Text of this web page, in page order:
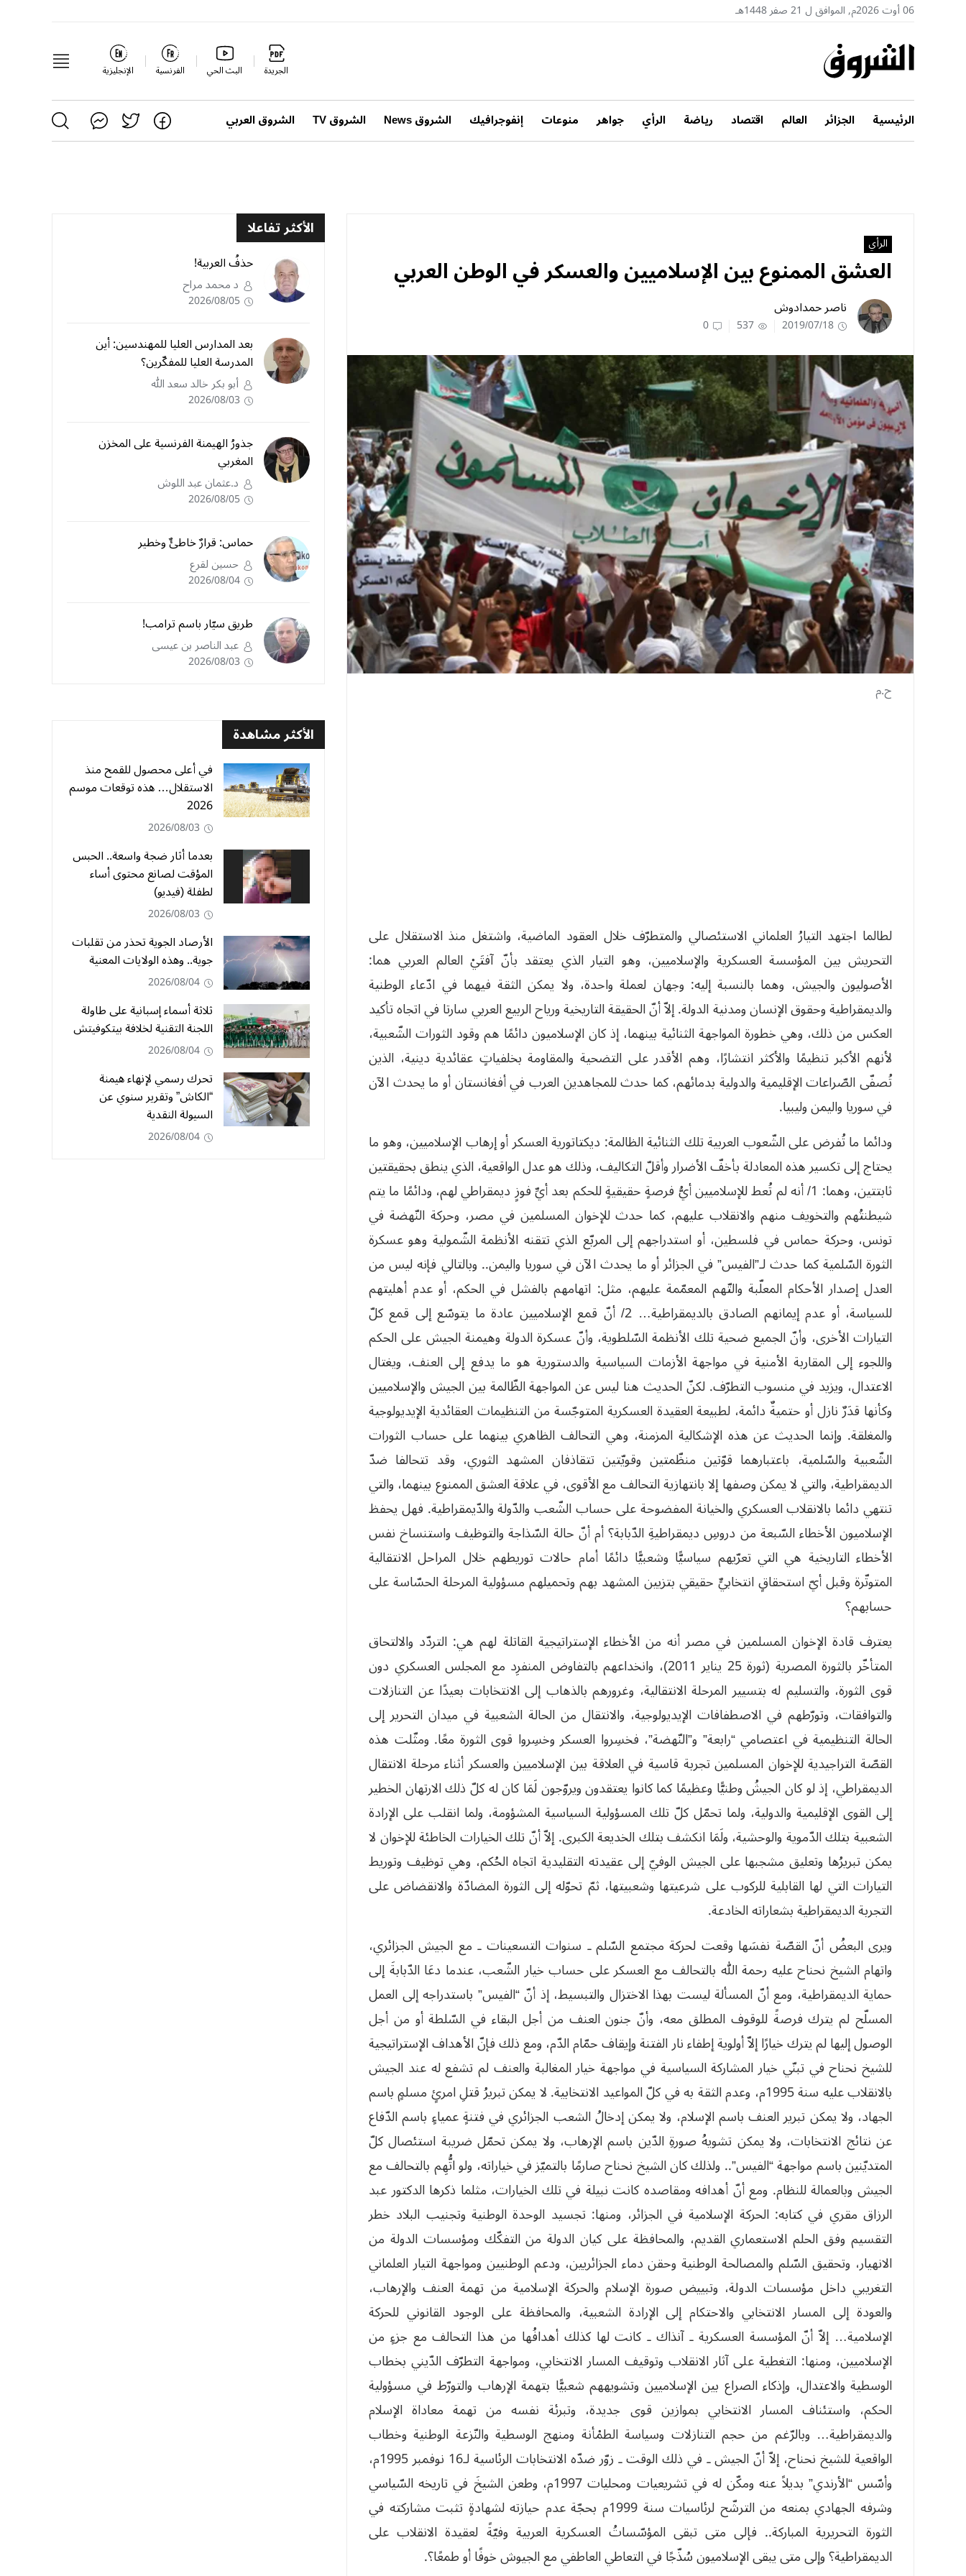
06 أوت 2026م, الموافق ل 21 صفر 1448هـ
الجريدة البث الحي الفرنسية الإنجليزية
الرئيسية الجزائر العالم اقتصاد رياضة الرأي جواهر منوعات إنفوجرافيك الشروق News الشروق TV الشروق العربي
الرأي
العشق الممنوع بين الإسلاميين والعسكر في الوطن العربي
ناصر حمدادوش
2019/07/18
537
0
ح.م
لطالما اجتهد التيارُ العلماني الاستئصالي والمتطرّف خلال العقود الماضية، واشتغل منذ الاستقلال على
التحريش بين المؤسسة العسكرية والإسلاميين، وهو التيار الذي يعتقد بأنّ آفتَيْ العالم العربي هما:
الأصوليون والجيش، وهما بالنسبة إليه: وجهان لعملة واحدة، ولا يمكن الثقة فيهما في ادّعاء الوطنية
والديمقراطية وحقوق الإنسان ومدنية الدولة. إلاّ أنّ الحقيقة التاريخية ورياح الربيع العربي سارتا في اتجاه تأكيد
العكس من ذلك، وهي خطورة المواجهة الثنائية بينهما، إذ كان الإسلاميون دائمًا هم وقود الثورات الشّعبية،
لأنهم الأكبر تنظيمًا والأكثر انتشارًا، وهم الأقدر على التضحية والمقاومة بخلفياتٍ عقائدية دينية، الذين
تُصفّى الصّراعات الإقليمية والدولية بدمائهم، كما حدث للمجاهدين العرب في أفغانستان أو ما يحدث الآن
في سوريا واليمن وليبيا.
ودائما ما تُفرض على الشّعوب العربية تلك الثنائية الظالمة: ديكتاتورية العسكر أو إرهاب الإسلاميين، وهو ما
يحتاج إلى تكسير هذه المعادلة بأخفّ الأضرار وأقلّ التكاليف، وذلك هو عدل الواقعية، الذي ينطق بحقيقتين
ثابتتين، وهما: 1/ أنه لم تُعط للإسلاميين أيُّ فرصةٍ حقيقيةٍ للحكم بعد أيِّ فوزٍ ديمقراطي لهم، ودائمًا ما يتم
شيطنتُهم والتخويف منهم والانقلاب عليهم، كما حدث للإخوان المسلمين في مصر، وحركة النّهضة في
تونس، وحركة حماس في فلسطين، أو استدراجهم إلى المربّع الذي تتقنه الأنظمة الشّمولية وهو عسكرة
الثورة السّلمية كما حدث لـ”الفيس” في الجزائر أو ما يحدث الآن في سوريا واليمن.. وبالتالي فإنه ليس من
العدل إصدار الأحكام المعلّبة والتّهم المعمّمة عليهم، مثل: اتهامهم بالفشل في الحكم، أو عدم أهليتهم
للسياسة، أو عدم إيمانهم الصادق بالديمقراطية… 2/ أنّ قمع الإسلاميين عادة ما يتوسّع إلى قمع كلّ
التيارات الأخرى، وأنّ الجميع ضحية تلك الأنظمة السّلطوية، وأنّ عسكرة الدولة وهيمنة الجيش على الحكم
واللجوء إلى المقاربة الأمنية في مواجهة الأزمات السياسية والدستورية هو ما يدفع إلى العنف، ويغتال
الاعتدال، ويزيد في منسوب التطرّف. لكنّ الحديث هنا ليس عن المواجهة الظّالمة بين الجيش والإسلاميين
وكأنها قدَرٌ نازل أو حتميةٌ دائمة، لطبيعة العقيدة العسكرية المتوجّسة من التنظيمات العقائدية الإيديولوجية
والمغلقة. وإنما الحديث عن هذه الإشكالية المزمنة، وهي التحالف الظاهري بينهما على حساب الثورات
الشّعبية والسّلمية، باعتبارهما قوّتين منظّمتين وقويّتين تتقاذفان المشهد الثوري، وقد تتحالفا ضدّ
الديمقراطية، والتي لا يمكن وصفها إلا بانتهازية التحالف مع الأقوى، في علاقة العشق الممنوع بينهما، والتي
تنتهي دائما بالانقلاب العسكري والخيانة المفضوحة على حساب الشّعب والدّولة والدّيمقراطية. فهل يحفظ
الإسلاميون الأخطاء السّبعة من دروسِ ديمقراطيةِ الدّبابة؟ أم أنّ حالة السّذاجة والتوظيف واستنساخ نفس
الأخطاء التاريخية هي التي تعرّيهم سياسيًّا وشعبيًّا دائمًا أمام حالات توريطهم خلال المراحل الانتقالية
المتوتّرة وقبل أيّ استحقاقٍ انتخابيٍّ حقيقي بتزيين المشهد بهم وتحميلهم مسؤولية المرحلة الحسّاسة على
حسابهم؟
يعترف قادة الإخوان المسلمين في مصر أنه من الأخطاء الإستراتيجية القاتلة لهم هي: التردّد والالتحاق
المتأخّر بالثورة المصرية (ثورة 25 يناير 2011)، وانخداعهم بالتفاوض المنفرِد مع المجلس العسكري دون
قوى الثورة، والتسليم له بتسيير المرحلة الانتقالية، وغرورهم بالذهاب إلى الانتخابات بعيدًا عن التنازلات
والتوافقات، وتورّطهم في الاصطفافات الإيديولوجية، والانتقال من الحالة الشعبية في ميدان التحرير إلى
الحالة التنظيمية في اعتصامي “رابعة” و”النّهضة”، فخسِروا العسكر وخسِروا قوى الثورة معًا. ومثّلت هذه
القصّة التراجيدية للإخوان المسلمين تجربة قاسية في العلاقة بين الإسلاميين والعسكر أثناء مرحلة الانتقال
الديمقراطي، إذ لو كان الجيشُ وطنيًّا وعظيمًا كما كانوا يعتقدون ويروّجون لَمَا كان له كلّ ذلك الارتهان الخطير
إلى القوى الإقليمية والدولية، ولما تحمّل كلّ تلك المسؤولية السياسية المشؤومة، ولما انقلب على الإرادة
الشعبية بتلك الدّموية والوحشية، ولَمَا انكشف بتلك الخديعة الكبرى. إلاّ أنّ تلك الخيارات الخاطئة للإخوان لا
يمكن تبريرُها وتعليق مشجبها على الجيش الوفيّ إلى عقيدته التقليدية اتجاه الحُكم، وهي توظيف وتوريط
التيارات التي لها القابلية للركوب على شرعيتها وشعبيتها، ثمّ تحوّله إلى الثورة المضادّة والانقضاض على
التجربة الديمقراطية بشعاراته الخادعة.
ويرى البعضُ أنّ القصّة نفسَها وقعت لحركة مجتمع السّلم ـ سنوات التسعينات ـ مع الجيش الجزائري،
واتهام الشيخ نحناح عليه رحمة الله بالتحالف مع العسكر على حساب خيار الشّعب، عندما دعَا الدّبابةَ إلى
حماية الديمقراطية، ومع أنّ المسألة ليست بهذا الاختزال والتبسيط، إذ أنّ “الفيس” باستدراجه إلى العمل
المسلّح لم يترك فرصةً للوقوف المطلق معه، وأنّ جنون العنف من أجل البقاء في السّلطة أو من أجل
الوصول إليها لم يترك خيارًا إلاّ أولوية إطفاء نار الفتنة وإيقاف حمّام الدّم، ومع ذلك فإنّ الأهداف الإستراتيجية
للشيخ نحناح في تبنّي خيار المشاركة السياسية في مواجهة خيار المغالبة والعنف لم تشفع له عند الجيش
بالانقلاب عليه سنة 1995م، وعدم الثقة به في كلّ المواعيد الانتخابية. لا يمكن تبريرُ قتلِ امرئٍ مسلمٍ باسم
الجهاد، ولا يمكن تبرير العنف باسم الإسلام، ولا يمكن إدخالُ الشعب الجزائري في فتنةٍ عمياءٍ باسم الدّفاع
عن نتائج الانتخابات، ولا يمكن تشويهُ صورةِ الدّين باسم الإرهاب، ولا يمكن تحمّل ضريبة استئصال كلّ
المتديّنين باسم مواجهة “الفيس”.. ولذلك كان الشيخ نحناح صارمًا بالتميّز في خياراته، ولو اتُّهِم بالتحالف مع
الجيش وبالعمالة للنظام. ومع أنّ أهدافه ومقاصده كانت نبيلة في تلك الخيارات، مثلما ذكرها الدكتور عبد
الرزاق مقري في كتابه: الحركة الإسلامية في الجزائر، ومنها: تجسيد الوحدة الوطنية وتجنيب البلاد خطر
التقسيم وفق الحلم الاستعماري القديم، والمحافظة على كيان الدولة من التفكّك ومؤسسات الدولة من
الانهيار، وتحقيق السّلم والمصالحة الوطنية وحقن دماء الجزائريين، ودعم الوطنيين ومواجهة التيار العلماني
التغريبي داخل مؤسسات الدولة، وتبييض صورة الإسلام والحركة الإسلامية من تهمة العنف والإرهاب،
والعودة إلى المسار الانتخابي والاحتكام إلى الإرادة الشعبية، والمحافظة على الوجود القانوني للحركة
الإسلامية… إلاّ أنّ المؤسسة العسكرية ـ آنذاك ـ كانت لها كذلك أهدافُها من هذا التحالف مع جزءٍ من
الإسلاميين، ومنها: التغطية على آثار الانقلاب وتوقيف المسار الانتخابي، ومواجهة التطرّف الدّيني بخطاب
الوسطية والاعتدال، وإذكاء الصراع بين الإسلاميين وتشويههم شعبيًّا بتهمة الإرهاب والتورّط في مسؤولية
الحكم، واستئناف المسار الانتخابي بموازين قوى جديدة، وتبرئة نفسه من تهمة معاداة الإسلام
والديمقراطية… وبالرّغم من حجم التنازلات وسياسة الطمْأنة ومنهج الوسطية والنّزعة الوطنية وخطاب
الواقعية للشيخ نحناح، إلاّ أنّ الجيش ـ في ذلك الوقت ـ زوّر ضدّه الانتخابات الرئاسية لـ16 نوفمبر 1995م،
وأسّس “الأرندي” بديلاً عنه ومكّن له في تشريعيات ومحليات 1997م، وطعن الشيخَ في تاريخه السّياسي
وشرفه الجهادي بمنعه من الترشّح لرئاسيات سنة 1999م بحجّة عدم حيازته لشهادةٍ تثبت مشاركته في
الثورة التحريرية المباركة.. فإلى متى تبقى المؤسّساتُ العسكرية العربية وفيّةً لعقيدة الانقلاب على
الديمقراطية؟ وإلى متى يبقى الإسلاميون سُذّجًا في التعاطي العاطفي مع الجيوش خوفًا أو طمعًا؟.
الأكثر تفاعلا
حذفُ العربية!
د محمد مراح
2026/08/05
بعد المدارس العليا للمهندسين: أين
المدرسة العليا للمفكّرين؟
أبو بكر خالد سعد الله
2026/08/03
جذورُ الهيمنة الفرنسية على المخزن
المغربي
د.عثمان عبد اللوش
2026/08/05
حماس: قرارٌ خاطئٌ وخطير
حسين لقرع
2026/08/04
طريق سيّار باسم ترامب!
عبد الناصر بن عيسى
2026/08/03
الأكثر مشاهدة
في أعلى محصول للقمح منذ
الاستقلال… هذه توقعات موسم
2026
2026/08/03
بعدما أثار ضجة واسعة.. الحبس
المؤقت لصانع محتوى أساء
لطفلة (فيديو)
2026/08/03
الأرصاد الجوية تحذر من تقلبات
جوية.. وهذه الولايات المعنية
2026/08/04
ثلاثة أسماء إسبانية على طاولة
اللجنة التقنية لخلافة بيتكوفيتش
2026/08/04
تحرك رسمي لإنهاء هيمنة
“الكاش” وتقرير سنوي عن
السيولة النقدية
2026/08/04